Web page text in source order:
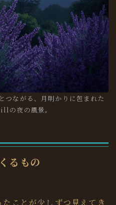
ながる、月明かりに包まれた
夜の風景。
るもの
ことが少しずつ見えてき